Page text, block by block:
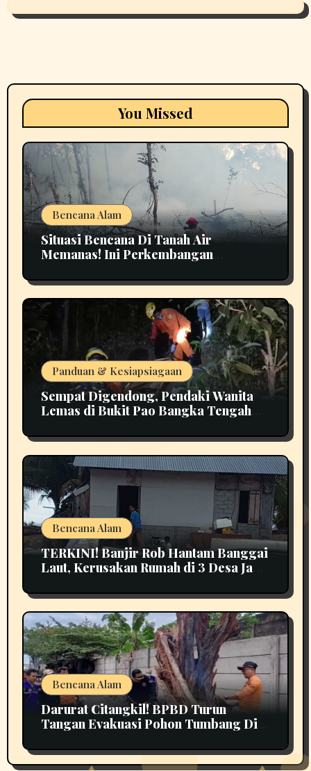
You Missed
Bencana Alam
Situasi Bencana Di Tanah Air
Memanas! Ini Perkembangan
Panduan & Kesiapsiagaan
Sempat Digendong, Pendaki Wanita
Lemas di Bukit Pao Bangka Tengah
Bencana Alam
TERKINI! Banjir Rob Hantam Banggai
Laut, Kerusakan Rumah di 3 Desa Jadi
Bencana Alam
Darurat Citangkil! BPBD Turun
Tangan Evakuasi Pohon Tumbang Di